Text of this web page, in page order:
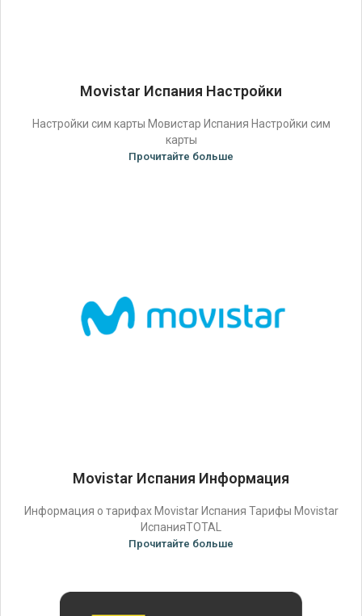
Movistar Испания Настройки
Настройки сим карты Мовистар Испания Настройки сим
карты
Прочитайте больше
Movistar Испания Информация
Информация о тарифах Movistar Испания Тарифы Movistar
ИспанияTOTAL
Прочитайте больше